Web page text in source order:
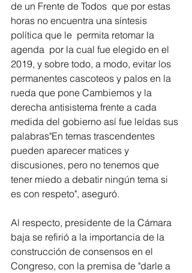
de un Frente de Todos  que por estas
horas no encuentra una síntesis
política que le  permita retomar la
agenda  por la cual fue elegido en el
2019, y sobre todo, a modo, evitar los
permanentes cascoteos y palos en la
rueda que pone Cambiemos y la
derecha antisistema frente a cada
medida del gobierno así fue leídas sus
palabras"En temas trascendentes
pueden aparecer matices y
discusiones, pero no tenemos que
tener miedo a debatir ningún tema si
es con respeto", aseguró.
Al respecto, presidente de la Cámara
baja se refirió a la importancia de la
construcción de consensos en el
Congreso, con la premisa de "darle a